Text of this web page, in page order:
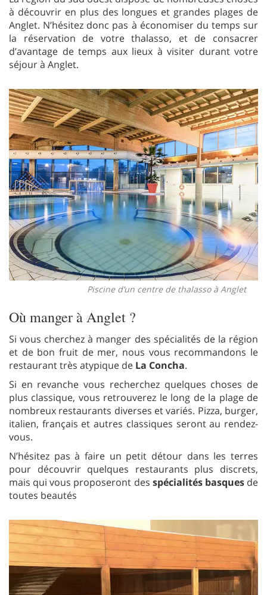
à découvrir en plus des longues et grandes plages de
Anglet. N’hésitez donc pas à économiser du temps sur
la réservation de votre thalasso, et de consacrer
d’avantage de temps aux lieux à visiter durant votre
séjour à Anglet.
Piscine d’un centre de thalasso à Anglet
Où manger à Anglet ?
Si vous cherchez à manger des spécialités de la région
et de bon fruit de mer, nous vous recommandons le
restaurant très atypique de La Concha.
Si en revanche vous recherchez quelques choses de
plus classique, vous retrouverez le long de la plage de
nombreux restaurants diverses et variés. Pizza, burger,
italien, français et autres classiques seront au rendez-
vous.
N’hésitez pas à faire un petit détour dans les terres
pour découvrir quelques restaurants plus discrets,
mais qui vous proposeront des spécialités basquesde
toutes beautés